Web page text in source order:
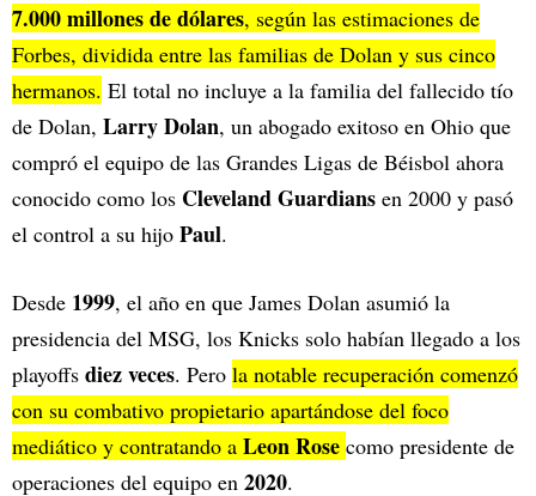
7.000 millones de dólares, según las estimaciones de
Forbes, dividida entre las familias de Dolan y sus cinco
hermanos. El total no incluye a la familia del fallecido tío
de Dolan, Larry Dolan, un abogado exitoso en Ohio que
compró el equipo de las Grandes Ligas de Béisbol ahora
conocido como los Cleveland Guardians en 2000 y pasó
el control a su hijo Paul.
Desde 1999, el año en que James Dolan asumió la
presidencia del MSG, los Knicks solo habían llegado a los
playoffs diez veces. Pero la notable recuperación comenzó
con su combativo propietario apartándose del foco
mediático y contratando a Leon Rose como presidente de
operaciones del equipo en 2020.